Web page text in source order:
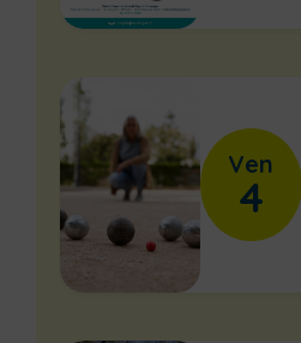
Ven
4